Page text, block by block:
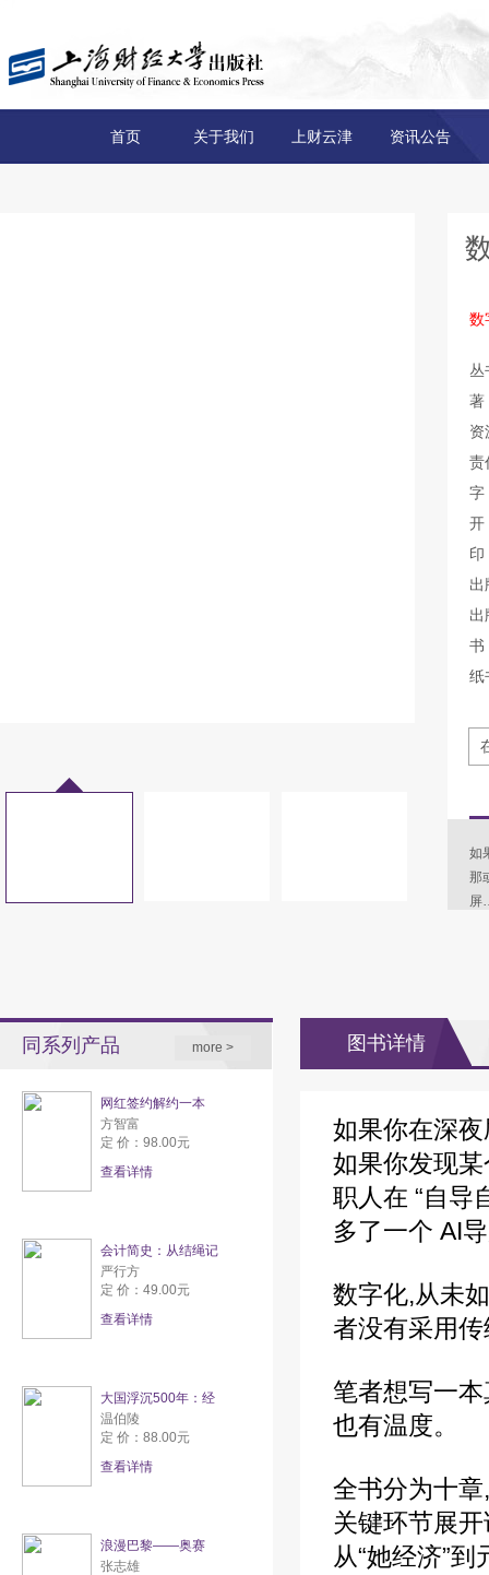
首页 关于我们 上财云津 资讯公告
数
丛
著
资
责
出
出
纸
如
那
屏
同系列产品 more >
网红签约解约一本
方智富
定 价：98.00元
查看详情
会计简史：从结绳记
严行方
定 价：49.00元
查看详情
大国浮沉500年：经
温伯陵
定 价：88.00元
查看详情
浪漫巴黎——奥赛
张志雄
图书详情
如果你在深
如果你发现
职人在 “自导
多了一个 AI
数字化,从未
者没有采用
笔者想写一
也有温度。
全书分为十
关键环节展
从“她经济”